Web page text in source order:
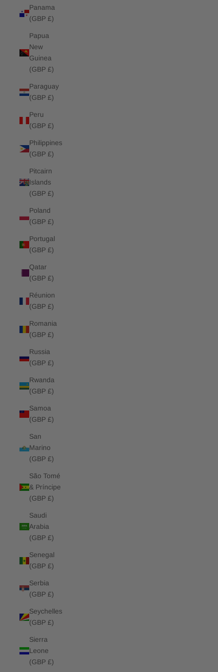
Panama
(GBP £)
Papua
New
Guinea
(GBP £)
Paraguay
(GBP £)
Peru
(GBP £)
Philippines
(GBP £)
Pitcairn
Islands
(GBP £)
Poland
(GBP £)
Portugal
(GBP £)
Qatar
(GBP £)
Réunion
(GBP £)
Romania
(GBP £)
Russia
(GBP £)
Rwanda
(GBP £)
Samoa
(GBP £)
San
Marino
(GBP £)
São Tomé
& Príncipe
(GBP £)
Saudi
Arabia
(GBP £)
Senegal
(GBP £)
Serbia
(GBP £)
Seychelles
(GBP £)
Sierra
Leone
(GBP £)